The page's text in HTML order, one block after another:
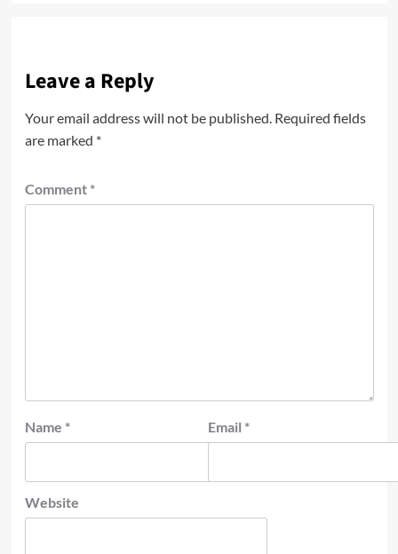
Leave a Reply
Your email address will not be published. Required fields
are marked *
Comment *
Name * Email *
Website